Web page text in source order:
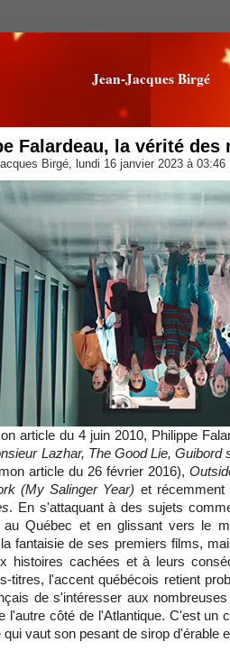
Jean-Jacques Birgé
Falardeau, la vérité des
Birgé, lundi 16 janvier 2023 à 03:46
article du 4 juin 2010, Philippe
Lazhar, The Good Lie, Guibord
article du 26 février 2016),
(My Salinger Year) et
. En s'attaquant à des sujets
au Québec et en glissant vers le
fantaisie de ses premiers films,
histoires cachées et à leurs
titres, l'accent québécois retient
de s'intéresser aux
l'autre côté de l'Atlantique. C'est un
qui vaut son pesant de sirop d'érable